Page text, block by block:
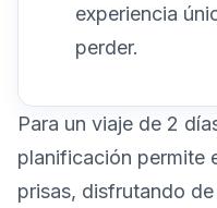
experiencia
perder.
Para un viaje de 2
planificación permite
prisas, disfrutando